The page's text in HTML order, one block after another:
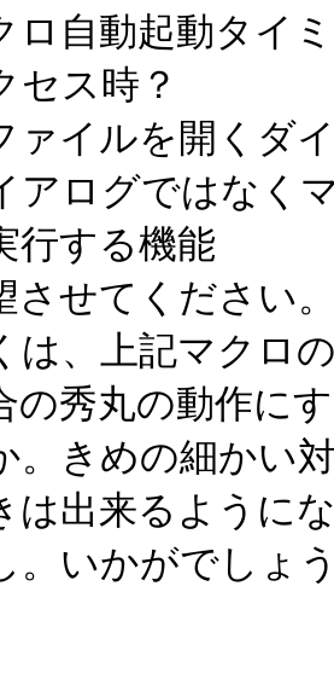
ロ自動起動タイ
セス時？
ァイルを開くダ
アログではなく
行する機能
させてください
は、上記マクロ
の秀丸の動作にす
。きめの細かい
は出来るように
。いかがでしょ